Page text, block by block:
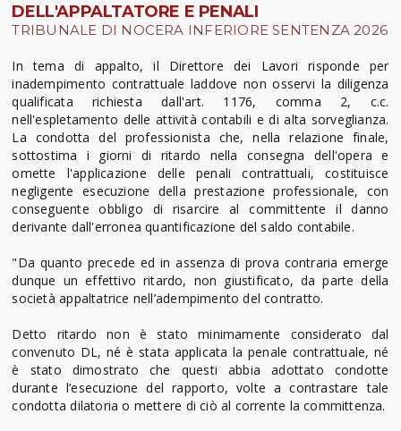
DELL'APPALTATORE E PENALI
TRIBUNALE DI NOCERA INFERIORE SENTENZA 2026
In tema di appalto, il Direttore dei Lavori risponde per
inadempimento contrattuale laddove non osservi la diligenza
qualificata richiesta dall'art. 1176, comma 2, c.c.
nell'espletamento delle attività contabili e di alta sorveglianza.
La condotta del professionista che, nella relazione finale,
sottostima i giorni di ritardo nella consegna dell'opera e
omette l'applicazione delle penali contrattuali, costituisce
negligente esecuzione della prestazione professionale, con
conseguente obbligo di risarcire al committente il danno
derivante dall'erronea quantificazione del saldo contabile.
"Da quanto precede ed in assenza di prova contraria emerge
dunque un effettivo ritardo, non giustificato, da parte della
società appaltatrice nell’adempimento del contratto.
Detto ritardo non è stato minimamente considerato dal
convenuto DL, né è stata applicata la penale contrattuale, né
è stato dimostrato che questi abbia adottato condotte
durante l’esecuzione del rapporto, volte a contrastare tale
condotta dilatoria o mettere di ciò al corrente la committenza.